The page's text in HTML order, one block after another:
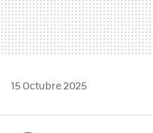
15 Octubre 2025